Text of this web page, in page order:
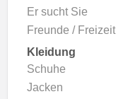
Er sucht Sie
Freunde / Freizeit
Kleidung
Schuhe
Jacken